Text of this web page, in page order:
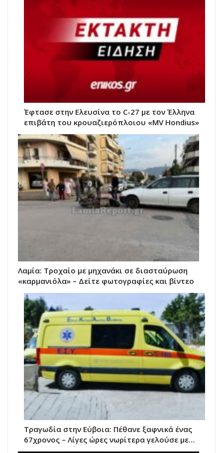
Έφτασε στην Ελευσίνα το C-27 με τον Έλληνα
επιβάτη του κρουαζιερόπλοιου «MV Hondius»
Λαμία: Τροχαίο με μηχανάκι σε διασταύρωση
«καρμανιόλα» – Δείτε φωτογραφίες και βίντεο
Τραγωδία στην Εύβοια: Πέθανε ξαφνικά ένας
67χρονος – Λίγες ώρες νωρίτερα γελούσε με…